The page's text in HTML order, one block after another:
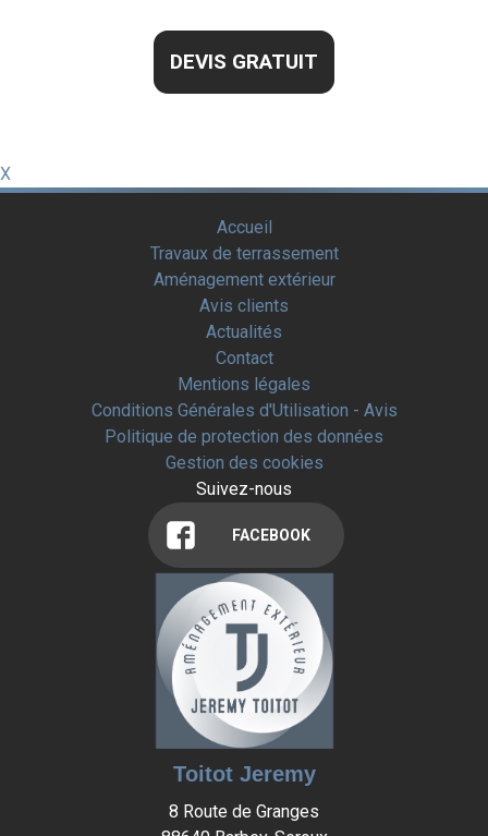
DEVIS GRATUIT
X
Accueil
Travaux de terrassement
Aménagement extérieur
Avis clients
Actualités
Contact
Mentions légales
Conditions Générales d'Utilisation - Avis
Politique de protection des données
Gestion des cookies
Suivez-nous
FACEBOOK
Toitot Jeremy
8 Route de Granges